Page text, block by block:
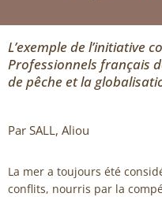
L’exemple de l’initiative
Professionnels français
de pêche et la
Par SALL, Aliou
La mer a toujours été
conflits, nourris par la